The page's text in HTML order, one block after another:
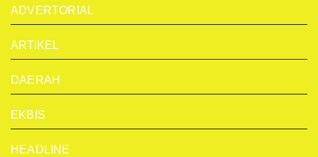
ADVERTORIAL
ARTiKEL
DAERAH
EKBIS
HEADLINE